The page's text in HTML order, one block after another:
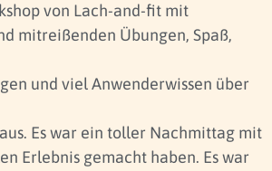
von Lach-and-fit mit
mitreißenden Übungen, Spaß,
und viel Anwenderwissen über
Es war ein toller Nachmittag mit
Erlebnis gemacht haben. Es war